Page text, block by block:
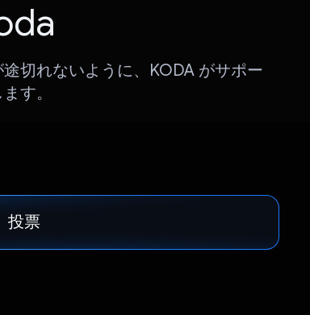
切れないように、KODA がサポー
す。
投票